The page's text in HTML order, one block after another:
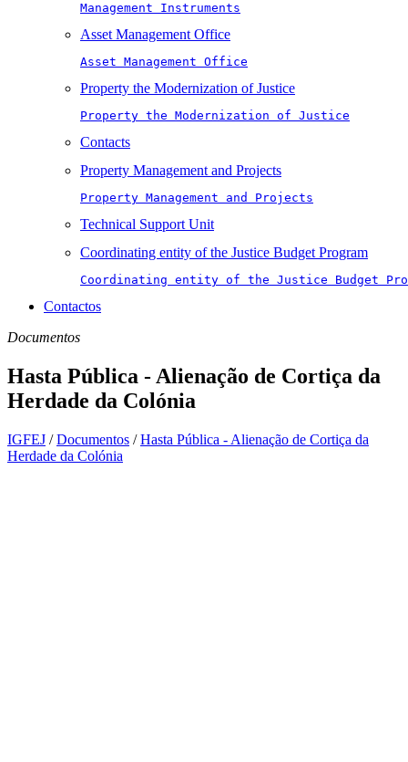
Management Instruments
Asset Management Office
Asset Management Office
Property the Modernization of Justice
Property the Modernization of Justice
Contacts
Property Management and Projects
Property Management and Projects
Technical Support Unit
Coordinating entity of the Justice Budget Program
Coordinating entity of the Justice Budget
Contactos
Documentos
Hasta Pública - Alienação de Cortiça da
Herdade da Colónia
IGFEJ /Documentos /Hasta Pública - Alienação de Cortiça da
Herdade da Colónia